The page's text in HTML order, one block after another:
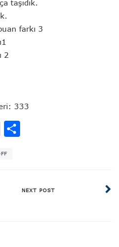
taşıdık.
farkı 3
2
333
X
NEXT POST